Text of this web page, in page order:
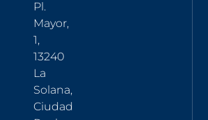
Pl.
Mayor,
1,
13240
La
Solana,
Ciudad